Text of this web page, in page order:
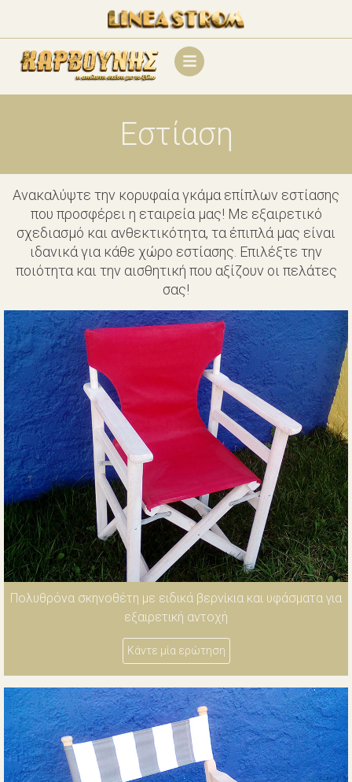
Εστίαση
Ανακαλύψτε την κορυφαία γκάμα επίπλων εστίασης
που προσφέρει η εταιρεία μας! Με εξαιρετικό
σχεδιασμό και ανθεκτικότητα, τα έπιπλά μας είναι
ιδανικά για κάθε χώρο εστίασης. Επιλέξτε την
ποιότητα και την αισθητική που αξίζουν οι πελάτες
σας!
Πολυθρόνα σκηνοθέτη με ειδικά βερνίκια και υφάσματα για
εξαιρετική αντοχή
Κάντε μία ερώτηση